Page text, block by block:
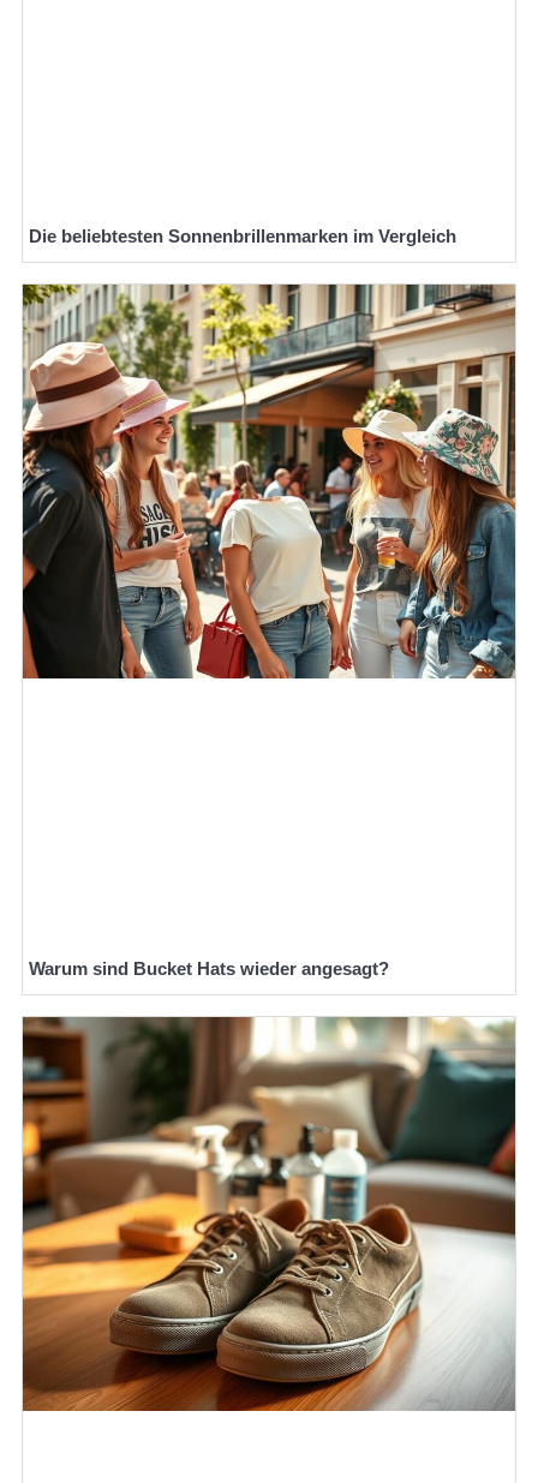
Die beliebtesten Sonnenbrillenmarken im Vergleich
Warum sind Bucket Hats wieder angesagt?